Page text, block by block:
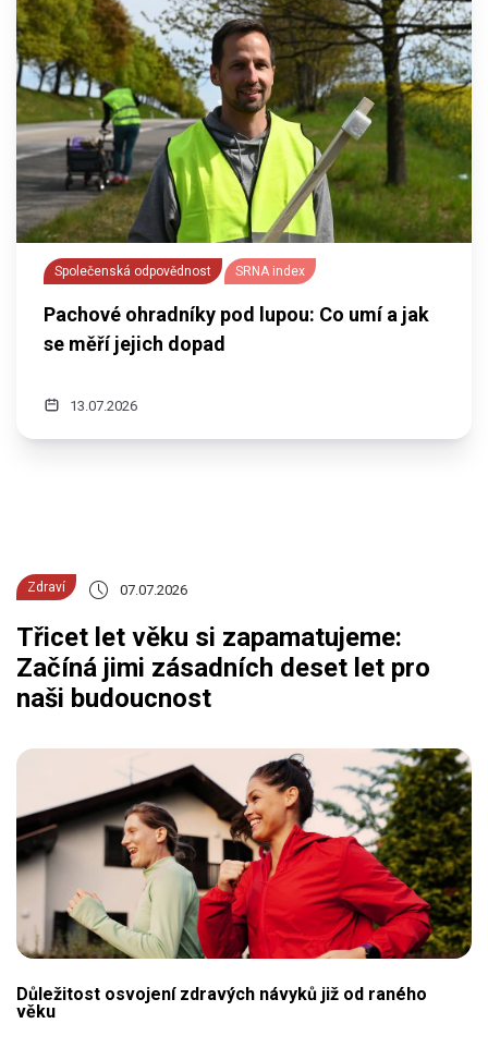
Společenská odpovědnost SRNA index
Pachové ohradníky pod lupou: Co umí a jak
se měří jejich dopad
13.07.2026
Zdraví 07.07.2026
Třicet let věku si zapamatujeme:
Začíná jimi zásadních deset let pro
naši budoucnost
Důležitost osvojení zdravých návyků již od raného
věku